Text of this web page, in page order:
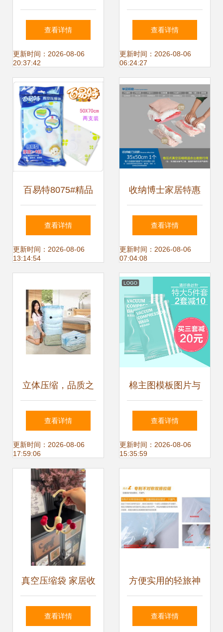
品真空压缩袋，让
收纳更高效
查看详情
更新时间：2026-08-06
20:37:42
季收纳新宠 正品加
厚11丝衣袋备受青
睐
查看详情
更新时间：2026-08-06
06:24:27
百易特8075#精品
加厚压缩袋 秋冬收
纳的明智选择
查看详情
更新时间：2026-08-06
13:14:54
收纳博士家居特惠
店温馨专享_收纳
博士 旅行出差 加
厚真空袋压缩袋手
压式手卷袋收纳袋
满额包邮
查看详情
更新时间：2026-08-06
07:04:08
立体压缩，品质之
选 再次点赞太力真
空压缩袋的收纳实
力
查看详情
更新时间：2026-08-06
17:59:06
棉主图模板图片与
真空压缩袋的实用
构想 90设计网的干
查看详情
更新时间：2026-08-06
15:35:59
真空压缩袋 家居收
纳的必备神器，你
查看详情
方便实用的轻旅神
器 藏乐手卷真空压
查看详情